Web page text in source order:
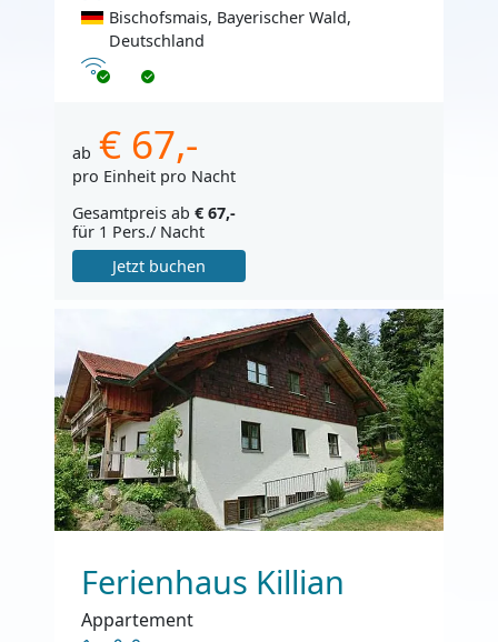
Bischofsmais, Bayerischer Wald,
Deutschland
Internet
ab € 67,-
pro Einheit pro Nacht
Gesamtpreis ab € 67,-
für 1 Pers./ Nacht
Jetzt buchen
Ferienhaus Killian
Appartement